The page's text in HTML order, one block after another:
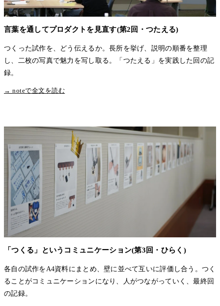
言葉を通してプロダクトを見直す(第2回・つたえる)
つくった試作を、どう伝えるか。長所を挙げ、説明の順番を整理
し、二枚の写真で魅力を写し取る。「つたえる」を実践した回の記
録。
→ noteで全文を読む
「つくる」というコミュニケーション(第3回・ひらく)
各自の試作をA4資料にまとめ、壁に並べて互いに評価し合う。つく
ることがコミュニケーションになり、人がつながっていく、最終回
の記録。